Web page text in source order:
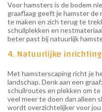
Voor hamsters is de bodem
graaflaag geeft je hamster de
te maken en zich terug te
schuilplekken en
beter past bij natuurlijk
4. Natuurlijke
Met hamsterscaping richt je
landschap. Denk aan een
schuilroutes en plekken om
veel meer te doen dan alleen
wordt overzichtelijker voor